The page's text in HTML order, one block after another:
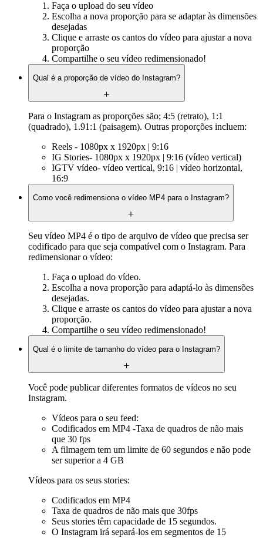
Faça o upload do seu vídeo
Escolha a nova proporção para se adaptar às dimensões
desejadas
Clique e arraste os cantos do vídeo para ajustar a nova
proporção
Compartilhe o seu vídeo redimensionado!
Qual é a proporção de vídeo do Instagram?
Para o Instagram as proporções são; 4:5 (retrato), 1:1
(quadrado), 1.91:1 (paisagem). Outras proporções incluem:
Reels - 1080px x 1920px | 9:16
IG Stories- 1080px x 1920px | 9:16 (vídeo vertical)
IGTV vídeo- vídeo vertical, 9:16 | vídeo horizontal,
16:9
Como você redimensiona o vídeo MP4 para o Instagram?
Seu vídeo MP4 é o tipo de arquivo de vídeo que precisa ser
codificado para que seja compatível com o Instagram. Para
redimensionar o vídeo:
Faça o upload do vídeo.
Escolha a nova proporção para adaptá-lo às dimensões
desejadas.
Clique e arraste os cantos do vídeo para ajustar a nova
proporção.
Compartilhe o seu vídeo redimensionado!
Qual é o limite de tamanho do vídeo para o Instagram?
Você pode publicar diferentes formatos de vídeos no seu
Instagram.
Vídeos para o seu feed:
Codificados em MP4 -Taxa de quadros de não mais
que 30 fps
A filmagem tem um limite de 60 segundos e não pode
ser superior a 4 GB
Vídeos para os seus stories:
Codificados em MP4
Taxa de quadros de não mais que 30fps
Seus stories têm capacidade de 15 segundos.
O Instagram irá separá-los em segmentos de 15